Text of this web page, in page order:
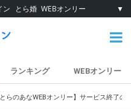
ン とら婚 WEBオンリー ▼
ランキング WEBオンリー
とらのあなWEBオンリー】サービス終了の